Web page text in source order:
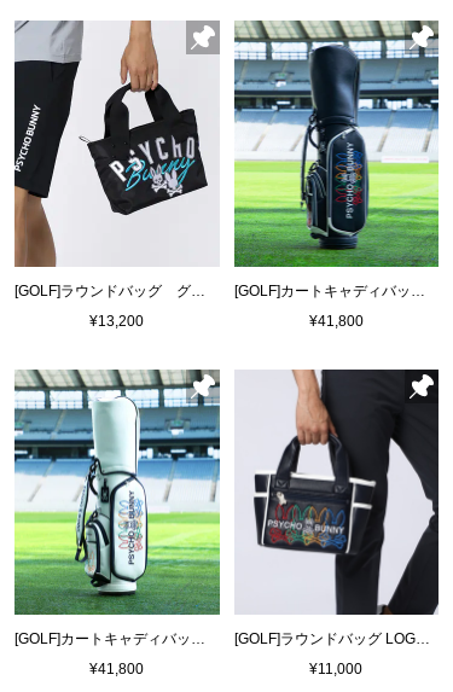
¥13,200
¥41,800
[GOLF]カートキャディバッグ LOGOART
¥41,800
[GOLF]ラウンドバッグ LOGOART
¥11,000